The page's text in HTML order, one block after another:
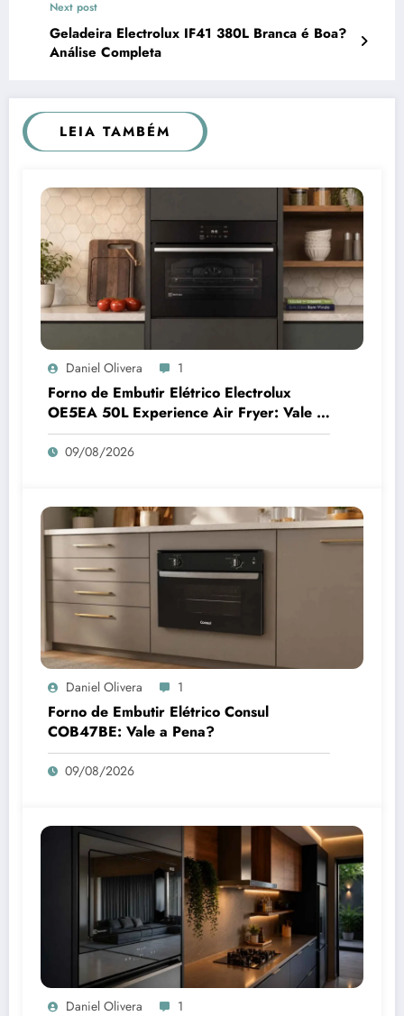
Next post
Geladeira Electrolux IF41 380L Branca é Boa?
Análise Completa
LEIA TAMBÉM
Daniel Olivera 1
Forno de Embutir Elétrico Electrolux
OE5EA 50L Experience Air Fryer: Vale a
Pena? Análise Completa
09/08/2026
Daniel Olivera 1
Forno de Embutir Elétrico Consul
COB47BE: Vale a Pena?
09/08/2026
Daniel Olivera 1